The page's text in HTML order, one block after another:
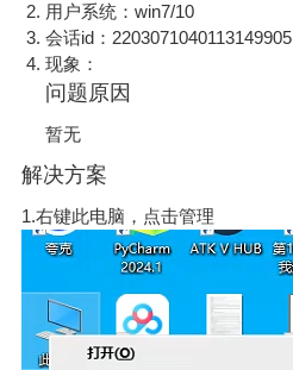
用户系统：win7/10
会话id：2203071040113149905
现象：
问题原因
暂无
解决方案
1.右键此电脑，点击管理